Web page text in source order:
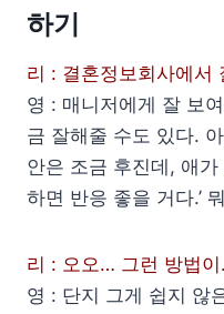
하기
리 : 결혼정보회사에서
영 : 매니저에게 잘 보
금 잘해줄 수도 있다.
안은 조금 후진데, 애
하면 반응 좋을 거다.’
리 : 오오… 그런 방법
영 : 단지 그게 쉽지 않